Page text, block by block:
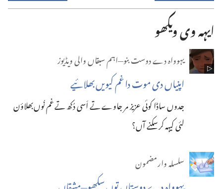
ایہہ وی ویکھو
یہوواہ دے دوست بنو—‏اہم سبقاں والی ویڈیوز
اپنیاں دی موت دا غم کیویں بھلائیے
جدوں ساڈا کوئی عزیز مر جاوے تے اَسی دُکھ تے غم نُوں بھلاؤن
لئی کیہہ کر سکنے آں؟‏
سلسلہ وار مضمون